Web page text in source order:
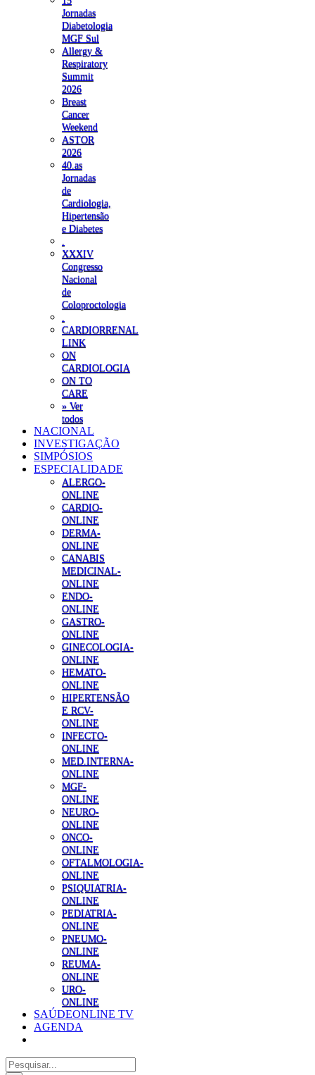
Jornadas
Diabetologia
MGF Sul
Allergy &
Respiratory
Summit
2026
Breast
Cancer
Weekend
ASTOR
2026
40.as
Jornadas
de
Cardiologia,
Hipertensão
e Diabetes
XXXIV
Congresso
Nacional
de
Coloproctologia
CARDIORRENAL
LINK
ON
CARDIOLOGIA
ON TO
CARE
» Ver
todos
NACIONAL
INVESTIGAÇÃO
SIMPÓSIOS
ESPECIALIDADE
ALERGO-
ONLINE
CARDIO-
ONLINE
DERMA-
ONLINE
CANABIS
MEDICINAL-
ONLINE
ENDO-
ONLINE
GASTRO-
ONLINE
GINECOLOGIA-
ONLINE
HEMATO-
ONLINE
HIPERTENSÃO
E RCV-
ONLINE
INFECTO-
ONLINE
MED.INTERNA-
ONLINE
MGF-
ONLINE
NEURO-
ONLINE
ONCO-
ONLINE
OFTALMOLOGIA-
ONLINE
PSIQUIATRIA-
ONLINE
PEDIATRIA-
ONLINE
PNEUMO-
ONLINE
REUMA-
ONLINE
URO-
ONLINE
SAÚDEONLINE TV
AGENDA
Pesquisar